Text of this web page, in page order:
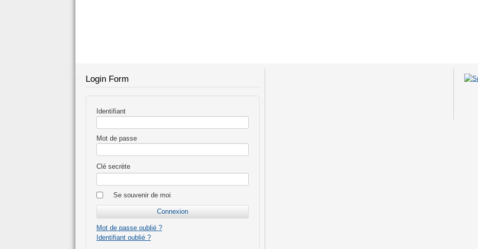
Login Form
Identifiant
Mot de passe
Clé secrète
Se souvenir de moi
Mot de passe oublié ?
Identifiant oublié ?